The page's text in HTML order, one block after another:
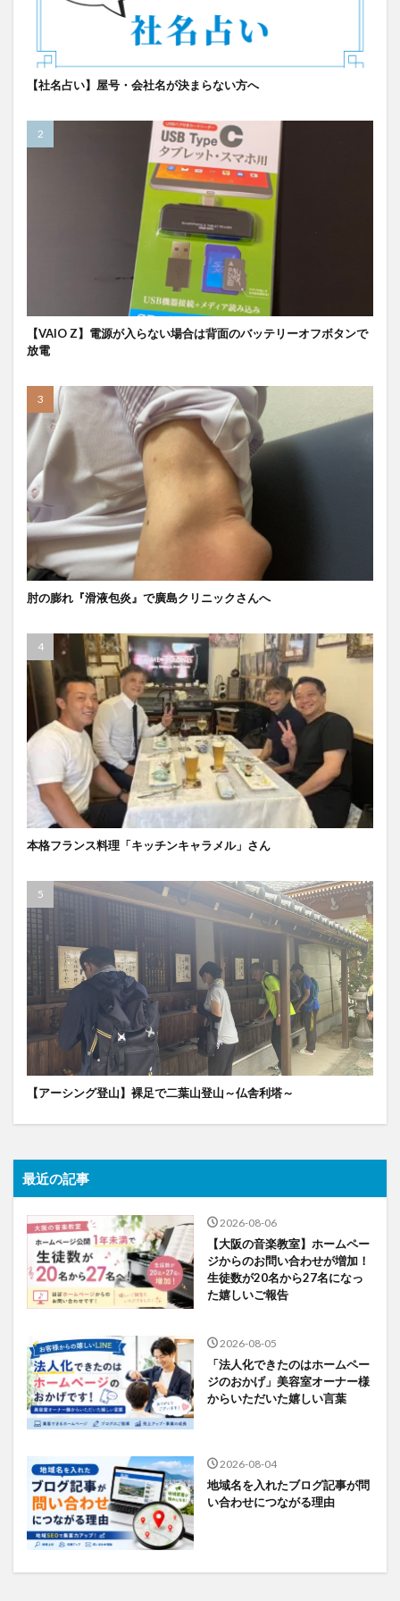
【社名占い】屋号・会社名が決まらない方へ
【VAIO Z】電源が入らない場合は背面のバッテリーオフボタンで
放電
肘の膨れ『滑液包炎』で廣島クリニックさんへ
本格フランス料理「キッチンキャラメル」さん
【アーシング登山】裸足で二葉山登山～仏舎利塔～
最近の記事
2026-08-06
【大阪の音楽教室】ホームペー
ジからのお問い合わせが増加！
生徒数が20名から27名になっ
た嬉しいご報告
2026-08-05
「法人化できたのはホームペー
ジのおかげ」美容室オーナー様
からいただいた嬉しい言葉
2026-08-04
地域名を入れたブログ記事が問
い合わせにつながる理由